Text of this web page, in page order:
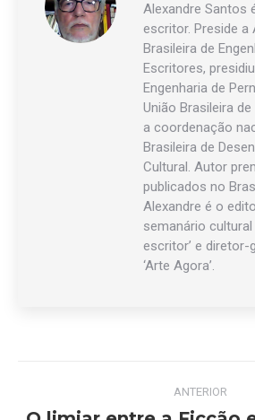
Alexandre Santos
escritor. Preside a
Brasileira de
Escritores,
Engenharia de
União Brasileira
a coordenação
Brasileira de
Cultural. Autor
publicados no
Alexandre é o
semanário cultural
escritor’ e diretor-
‘Arte Agora’.
NavegaçãoANTERIOR